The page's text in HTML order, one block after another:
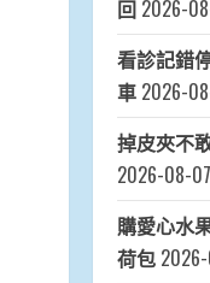
回 2026-
看診記錯
車 2026-
掉皮夾不
2026-08-07
購愛心水
荷包